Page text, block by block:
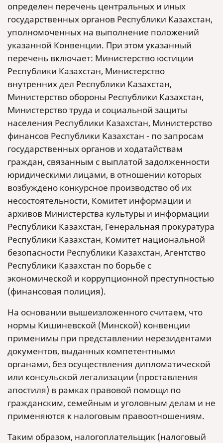
определен перечень центральных и иных
государственных органов Республики Казахстан,
уполномоченных на выполнение положений
указанной Конвенции. При этом указанный
перечень включает: Министерство юстиции
Республики Казахстан, Министерство
внутренних дел Республики Казахстан,
Министерство обороны Республики Казахстан,
Министерство труда и социальной защиты
населения Республики Казахстан, Министерство
финансов Республики Казахстан - по запросам
государственных органов и ходатайствам
граждан, связанным с выплатой задолженности
юридическими лицами, в отношении которых
возбуждено конкурсное производство об их
несостоятельности, Комитет информации и
архивов Министерства культуры и информации
Республики Казахстан, Генеральная прокуратура
Республики Казахстан, Комитет национальной
безопасности Республики Казахстан, Агентство
Республики Казахстан по борьбе с
экономической и коррупционной преступностью
(финансовая полиция).
На основании вышеизложенного считаем, что
нормы Кишиневской (Минской) конвенции
применимы при представлении нерезидентами
документов, выданных компетентными
органами, без осуществления дипломатической
или консульской легализации (проставления
апостиля) в рамках правовой помощи по
гражданским, семейным и уголовным делам и не
применяются к налоговым правоотношениям.
Таким образом, налогоплательщик (налоговый